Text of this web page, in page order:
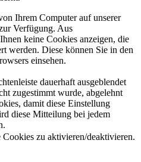
Ihrem Computer auf unserer
Verfügung. Aus
keine Cookies anzeigen, die
werden. Diese können Sie in den
einsehen.
dauerhaft ausgeblendet
zugestimmt wurde, abgelehnt
damit diese Einstellung
diese Mitteilung bei jedem
zu aktivieren/deaktivieren.